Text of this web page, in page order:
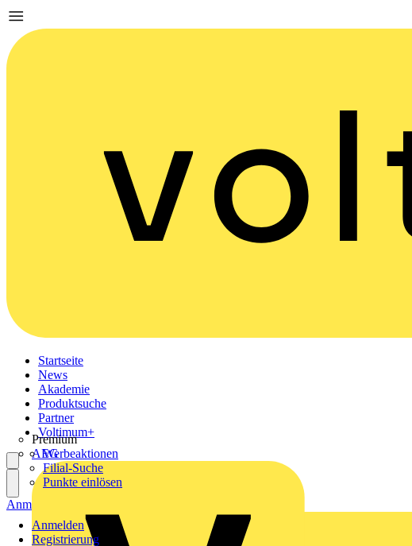
Startseite
News
Akademie
Produktsuche
Partner
Premium
AEG
Voltimum+
Werbeaktionen
Filial-Suche
Punkte einlösen
Anmelden
Registrierung
Anmelden